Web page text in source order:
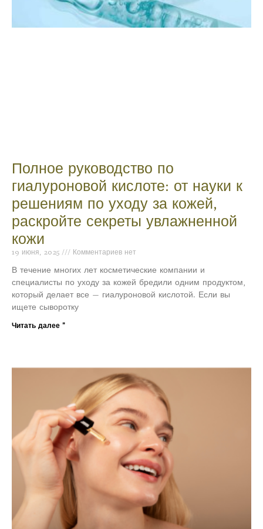
Полное руководство по
гиалуроновой кислоте: от науки к
решениям по уходу за кожей,
раскройте секреты увлажненной
кожи
19 июня, 2025 Комментариев нет
В течение многих лет косметические компании и
специалисты по уходу за кожей бредили одним продуктом,
который делает все — гиалуроновой кислотой. Если вы
ищете сыворотку
Читать далее "